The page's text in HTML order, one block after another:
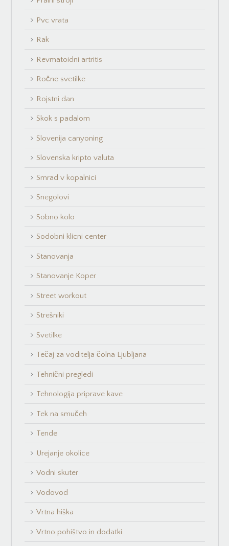
Pvc vrata
Rak
Revmatoidni artritis
Ročne svetilke
Rojstni dan
Skok s padalom
Slovenija canyoning
Slovenska kripto valuta
Smrad v kopalnici
Snegolovi
Sobno kolo
Sodobni klicni center
Stanovanja
Stanovanje Koper
Street workout
Strešniki
Svetilke
Tečaj za voditelja čolna Ljubljana
Tehnični pregledi
Tehnologija priprave kave
Tek na smučeh
Tende
Urejanje okolice
Vodni skuter
Vodovod
Vrtna hiška
Vrtno pohištvo in dodatki